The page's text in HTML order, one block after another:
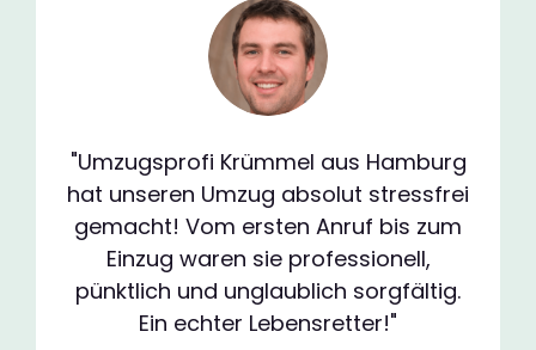
"Umzugsprofi Krümmel aus Hamburg
hat unseren Umzug absolut stressfrei
gemacht! Vom ersten Anruf bis zum
Einzug waren sie professionell,
pünktlich und unglaublich sorgfältig.
Ein echter Lebensretter!"